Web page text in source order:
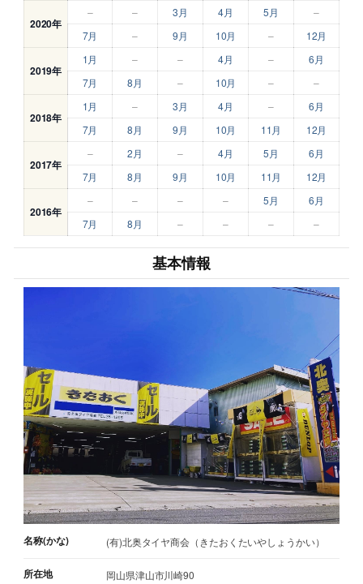
2020年
– – 3月 4月 5月
–
7月
– 9月 10月 – 12月
2019年
1月 – – 4月 –
6月
7月
8月 – 10月 – –
2018年
1月 – 3月 4月 –
6月
7月
8月 9月 10月 11月 12月
2017年
– 2月 – 4月 5月
6月
7月
8月 9月 10月 11月 12月
2016年
– – – – 5月
6月
7月
8月 – – – –
基本情報
名称(かな) (有)北奥タイヤ商会（きたおくたいやしょうかい）
所在地 岡山県津山市川崎90